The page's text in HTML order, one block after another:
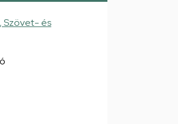
Szövet- és